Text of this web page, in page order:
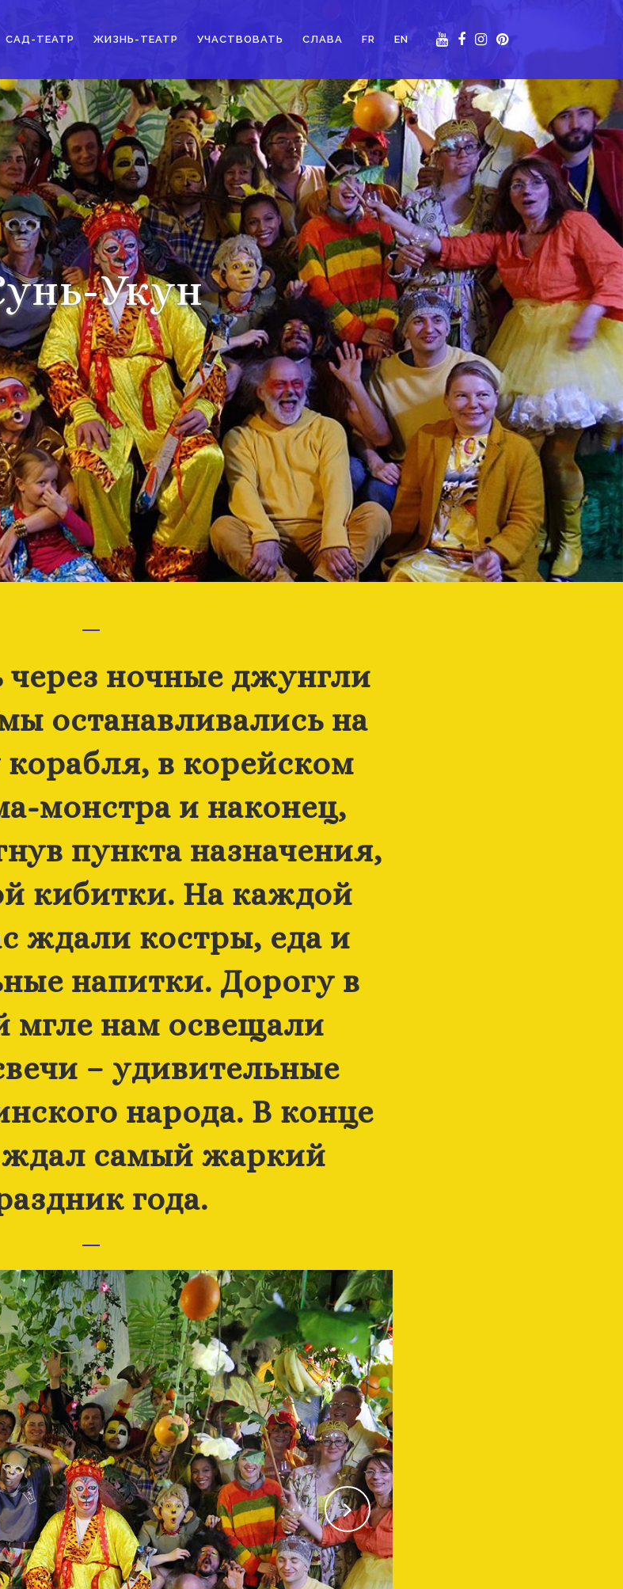
САД-ТЕАТР ЖИЗНЬ-ТЕАТР УЧАСТВОВАТЬ СЛАВА FR EN
Укун
ночные джунгли
останавливались на
корабля, в корейском
монстра и наконец,
пункта назначения,
кибитки. На каждой
ждали костры, еда и
напитки. Дорогу в
мгле нам освещали
– удивительные
народа. В конце
ждал самый жаркий
года.